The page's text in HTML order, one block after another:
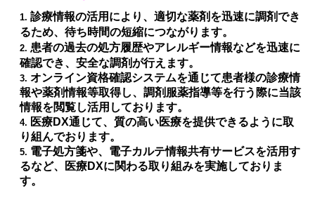
診療情報の活用により、 適切な薬剤を迅速に調剤でき
るため、待ち時間の短縮につながります。
患者の過去の処方履歴やアレルギー情報などを迅速に
確認でき、安全な調剤が行えます。
オンライン資格確認システムを通じて患者様の診療情
報や薬剤情報等取得し、調剤服薬指導等を行う際に当該
情報を閲覧し活用しております。
医療DX通じて、質の高い医療を提供できるように取
り組んでおります。
電子処方箋や、電子カルテ情報共有サービスを活用す
るなど、医療DXに関わる取り組みを実施しておりま
す。